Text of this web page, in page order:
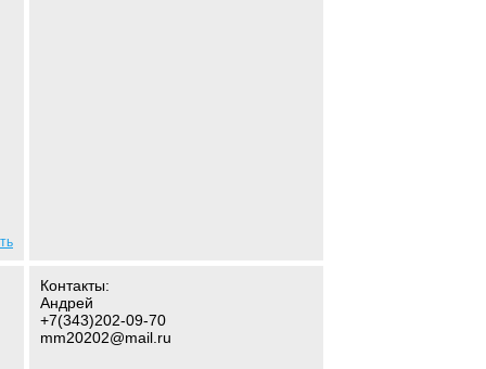
Контакты:
Андрей
+7(343)202-09-70
mm20202@mail.ru